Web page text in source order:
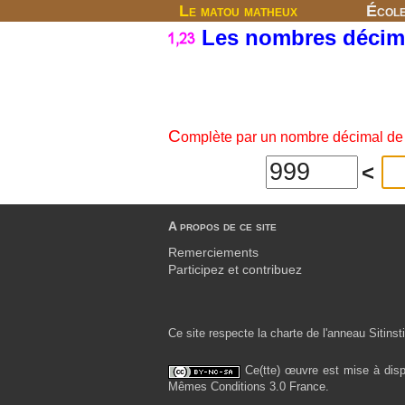
Le matou matheux
Les nombres
Complète par un nombre décimal
<
A propos de ce site
Remerciements
Participez et contribuez
Ce site respecte la charte de l'anneau
Ce(tte) œuvre est mise à
Mêmes Conditions 3.0 France.